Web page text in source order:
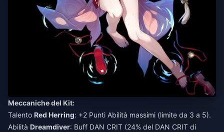
Meccaniche del Kit:
Talento Red Herring: +2 Punti Abilità massimi (limite da 3 a 5).
Abilità Dreamdiver: Buff DAN CRIT (24% del DAN CRIT di